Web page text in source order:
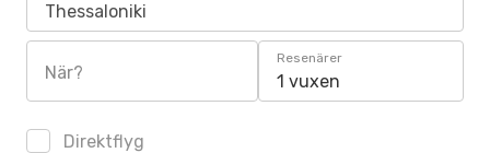
Thessaloniki
När?
Resenärer
1 vuxen
Direktflyg